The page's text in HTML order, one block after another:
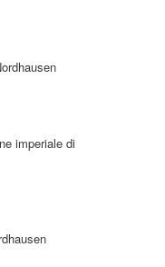
imperiale di